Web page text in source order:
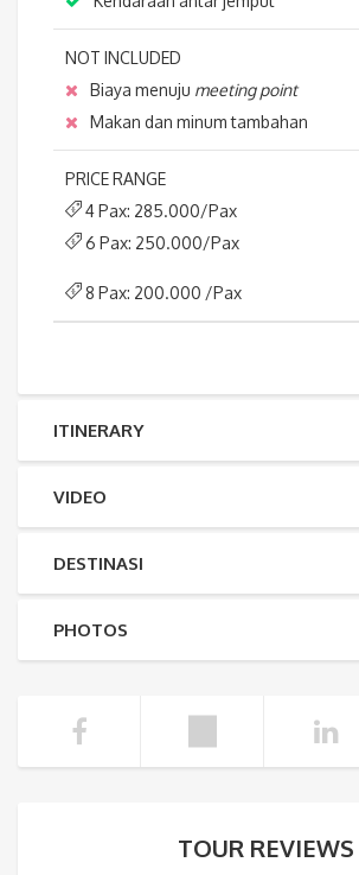
NOT INCLUDED
Biaya menuju meeting point
Makan dan minum tambahan
PRICE RANGE
4 Pax: 285.000/Pax
6 Pax: 250.000/Pax
8 Pax: 200.000 /Pax
ITINERARY
VIDEO
DESTINASI
PHOTOS
TOUR REVIEWS